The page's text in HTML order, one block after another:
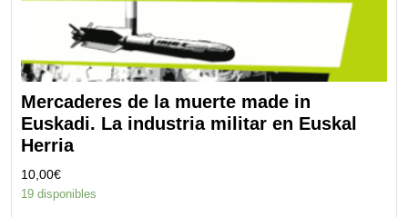
Mercaderes de la muerte made in
Euskadi. La industria militar en Euskal
Herria
10,00€
19 disponibles